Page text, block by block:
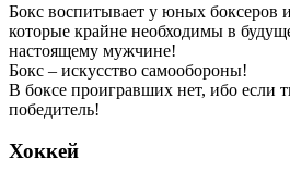
Бокс воспитывает у юных боксеров
которые крайне необходимы в
настоящему мужчине!
Бокс – искусство самообороны!
В боксе проигравших нет, ибо если
победитель!
Хоккей